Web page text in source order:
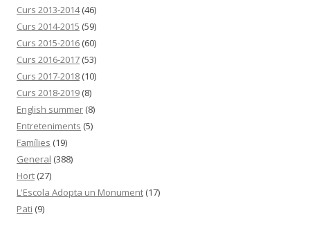
Curs 2013-2014(46)
Curs 2014-2015 (59)
Curs 2015-2016 (60)
Curs 2016-2017 (53)
Curs 2017-2018 (10)
Curs 2018-2019 (8)
English summer (8)
Entreteniments (5)
Famílies (19)
General (388)
Hort (27)
L'Escola Adopta un Monument (17)
Pati (9)